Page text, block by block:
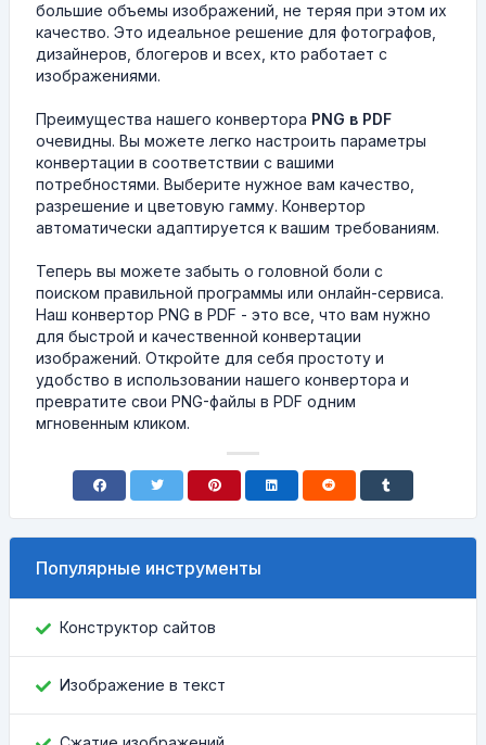
большие объемы изображений, не теряя при этом их
качество. Это идеальное решение для фотографов,
дизайнеров, блогеров и всех, кто работает с
изображениями.
Преимущества нашего конвертора PNG в PDF
очевидны. Вы можете легко настроить параметры
конвертации в соответствии с вашими
потребностями. Выберите нужное вам качество,
разрешение и цветовую гамму. Конвертор
автоматически адаптируется к вашим требованиям.
Теперь вы можете забыть о головной боли с
поиском правильной программы или онлайн-сервиса.
Наш конвертор PNG в PDF - это все, что вам нужно
для быстрой и качественной конвертации
изображений. Откройте для себя простоту и
удобство в использовании нашего конвертора и
превратите свои PNG-файлы в PDF одним
мгновенным кликом.
Популярные инструменты
Конструктор сайтов
Изображение в текст